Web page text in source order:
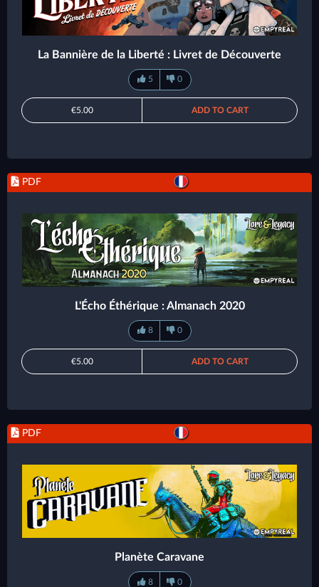
La Bannière de la Liberté : Livret de Découverte
5 0
€5.00 ADD TO CART
PDF
L'Écho Éthérique : Almanach 2020
8 0
€5.00 ADD TO CART
PDF
Planète Caravane
8 0